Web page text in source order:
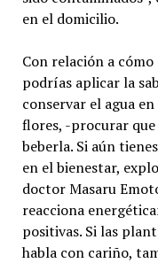
en el domicilio.
Con relación a cómo
podrías aplicar la
conservar el agua
flores, -procurar
beberla. Si aún
en el bienestar,
doctor Masaru
reacciona
positivas. Si las
habla con cariño,